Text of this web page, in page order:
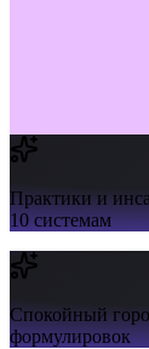
Практики и
10 системам
Спокойный
формулировок